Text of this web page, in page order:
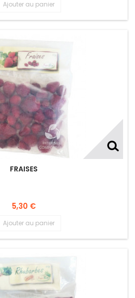
Ajouter au panier
FRAISES
5,30 €
Ajouter au panier